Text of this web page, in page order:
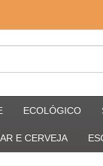
ECOLÓGICO
E CERVEJA